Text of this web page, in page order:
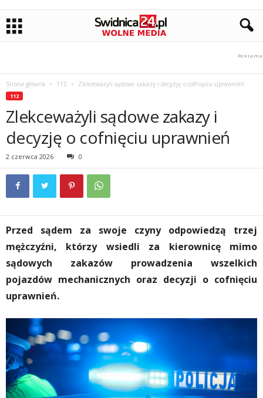
Strona główna 112 Zlekceważyli sądowe zakazy i decyzję o cofnięciu uprawnień
112
Zlekceważyli sądowe zakazy i
decyzję o cofnięciu uprawnień
2 czerwca 2026 0
Przed sądem za swoje czyny odpowiedzą trzej
mężczyźni, którzy wsiedli za kierownicę mimo
sądowych zakazów prowadzenia wszelkich
pojazdów mechanicznych oraz decyzji o cofnięciu
uprawnień.